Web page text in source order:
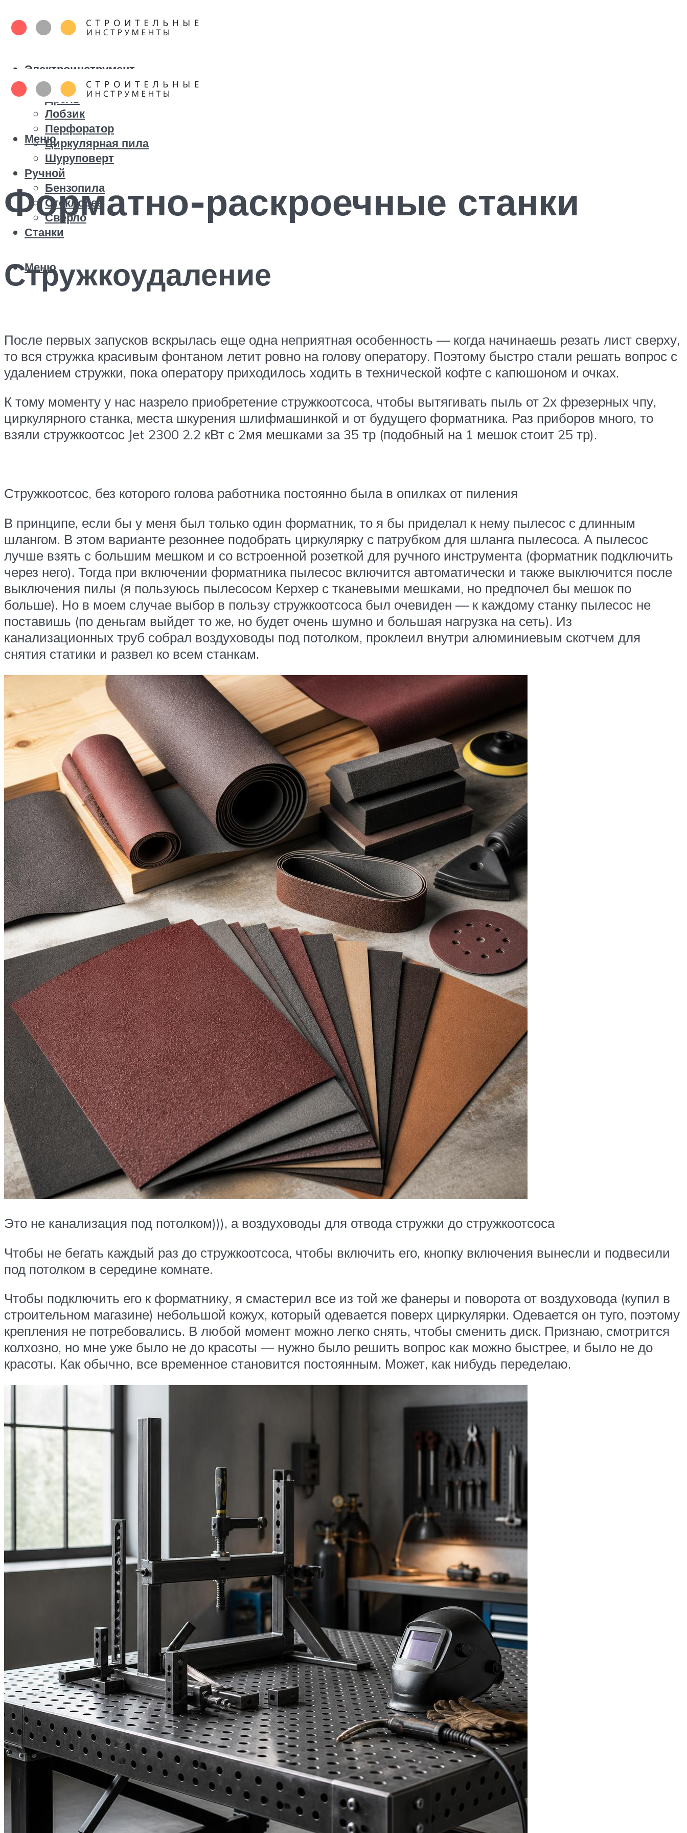
Электроинструмент
Болгарка
Дрель
Лобзик
Перфоратор
Циркулярная пила
Шуруповерт
Ручной
Бензопила
Стеклорез
Сверло
Станки
Меню
Меню
Форматно-раскроечные станки
Стружкоудаление
После первых запусков вскрылась еще одна неприятная особенность — когда начинаешь резать лист сверху,
то вся стружка красивым фонтаном летит ровно на голову оператору. Поэтому быстро стали решать вопрос с
удалением стружки, пока оператору приходилось ходить в технической кофте с капюшоном и очках.
К тому моменту у нас назрело приобретение стружкоотсоса, чтобы вытягивать пыль от 2х фрезерных чпу,
циркулярного станка, места шкурения шлифмашинкой и от будущего форматника. Раз приборов много, то
взяли стружкоотсос Jet 2300 2.2 кВт с 2мя мешками за 35 тр (подобный на 1 мешок стоит 25 тр).
Стружкоотсос, без которого голова работника постоянно была в опилках от пиления
В принципе, если бы у меня был только один форматник, то я бы приделал к нему пылесос с длинным
шлангом. В этом варианте резоннее подобрать циркулярку с патрубком для шланга пылесоса. А пылесос
лучше взять с большим мешком и со встроенной розеткой для ручного инструмента (форматник подключить
через него). Тогда при включении форматника пылесос включится автоматически и также выключится после
выключения пилы (я пользуюсь пылесосом Керхер с тканевыми мешками, но предпочел бы мешок по
больше). Но в моем случае выбор в пользу стружкоотсоса был очевиден — к каждому станку пылесос не
поставишь (по деньгам выйдет то же, но будет очень шумно и большая нагрузка на сеть). Из
канализационных труб собрал воздуховоды под потолком, проклеил внутри алюминиевым скотчем для
снятия статики и развел ко всем станкам.
Это не канализация под потолком))), а воздуховоды для отвода стружки до стружкоотсоса
Чтобы не бегать каждый раз до стружкоотсоса, чтобы включить его, кнопку включения вынесли и подвесили
под потолком в середине комнате.
Чтобы подключить его к форматнику, я смастерил все из той же фанеры и поворота от воздуховода (купил в
строительном магазине) небольшой кожух, который одевается поверх циркулярки. Одевается он туго, поэтому
крепления не потребовались. В любой момент можно легко снять, чтобы сменить диск. Признаю, смотрится
колхозно, но мне уже было не до красоты — нужно было решить вопрос как можно быстрее, и было не до
красоты. Как обычно, все временное становится постоянным. Может, как нибудь переделаю.